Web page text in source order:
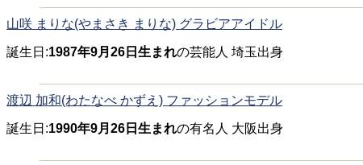
山咲 まりな(やまさき まりな) グラビアアイドル
誕生日:1987年9月26日生まれの芸能人 埼玉出身
渡辺 加和(わたなべ かずえ) ファッションモデル
誕生日:1990年9月26日生まれの有名人 大阪出身